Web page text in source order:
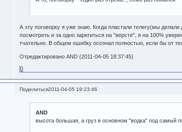
А эту поговорку я уже знаю. Когда пластали телегу(мы
посмотреть и за одно зарегиться на "версте", я на 100%
тчательно. В общем ошибку осознал полностью, если бы от
Отредактировано AND (2011-04-05 18:37:45)
0
Поделиться2011-04-05 19:23:46
AND
высота большая, а груз в основном "водка" под самый